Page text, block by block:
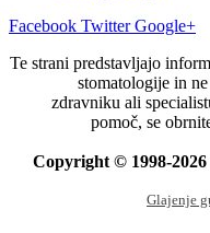
Facebook Twitter Google+
Te strani predstavljajo
stomatologije in
zdravniku ali
pomoč, se
Copyright © 1998-
Glajenje